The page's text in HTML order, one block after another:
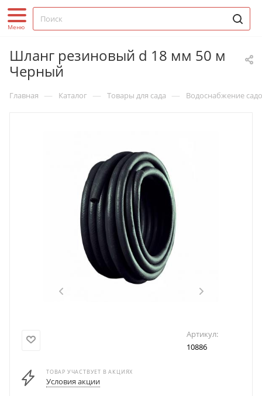
Шланг резиновый d 18 мм 50 м
Черный
Главная — Каталог — Товары для сада — Водоснабжение
Артикул:
10886
ТОВАР УЧАСТВУЕТ В АКЦИЯХ
Условия акции